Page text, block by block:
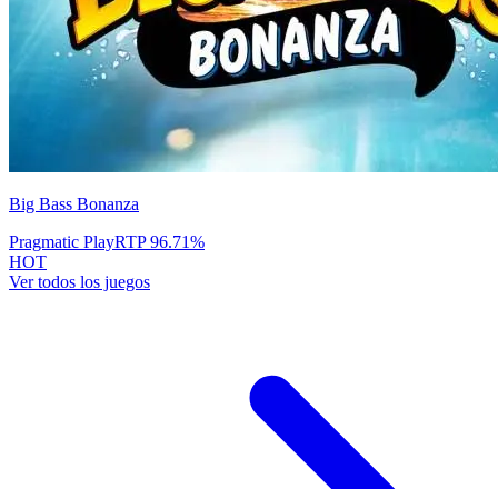
Big Bass Bonanza
Pragmatic PlayRTP96.71%
HOT
Ver todos los juegos